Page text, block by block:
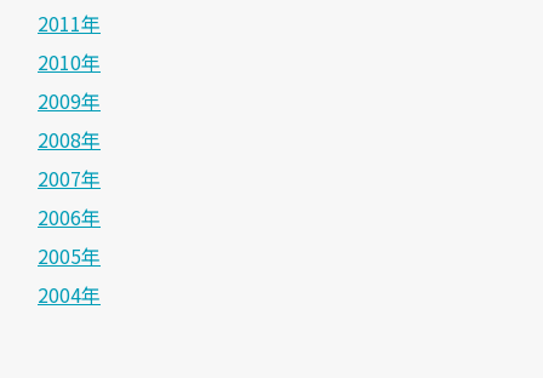
2011年
2010年
2009年
2008年
2007年
2006年
2005年
2004年